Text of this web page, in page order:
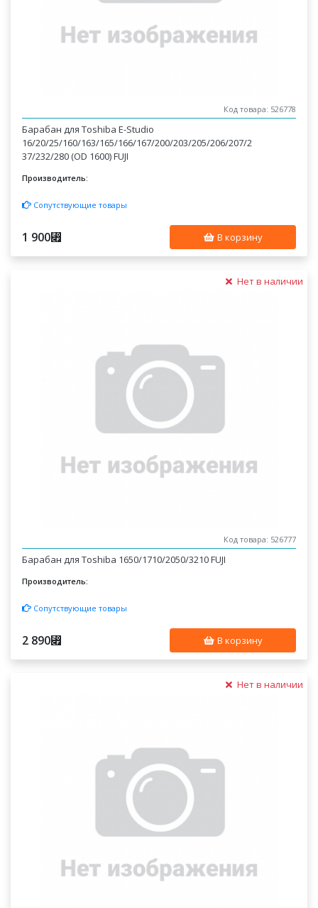
Код товара: 526778
Барабан для Toshiba E-Studio
16/20/25/160/163/165/166/167/200/203/205/206/207/2
37/232/280 (OD 1600) FUJI
Производитель:
Сопутствующие товары
1 900⃏ В корзину
Нет в наличии
Код товара: 526777
Барабан для Toshiba 1650/1710/2050/3210 FUJI
Производитель:
Сопутствующие товары
2 890⃏ В корзину
Нет в наличии